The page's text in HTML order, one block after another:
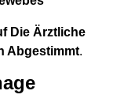
Die Ärztliche
Abgestimmt.